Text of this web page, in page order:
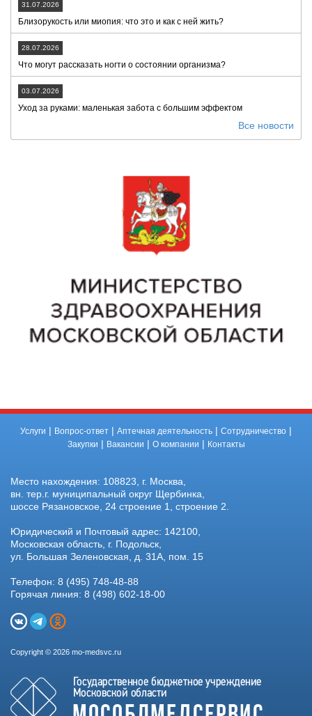
31.07.2026
Близорукость или миопия: что это и как с ней жить?
28.07.2026
Что могут рассказать ногти о состоянии организма?
03.07.2026
Уход за руками: маленькая забота с большим эффектом
Все новости
Услуги | Вопрос-ответ | Аптечная деятельность | Сотрудничество |
Закупки | Вакансии | О компании | Контакты
Место нахождения: 108823, г. Москва,
вн. тер.г. муниципальный округ Щербинка,
шоссе Рязановское, 24 строение 1, строение 2.
Юридический и Почтовый адрес: 142100,
Московская область, г. Подольск,
ул. Большая Зеленовская, д. 31А, пом. 15
Телефон: 8 (495) 748-48-88
Горячая линия: 8 (498) 602-18-00
Copyright © 2026 mo-medsvc.ru